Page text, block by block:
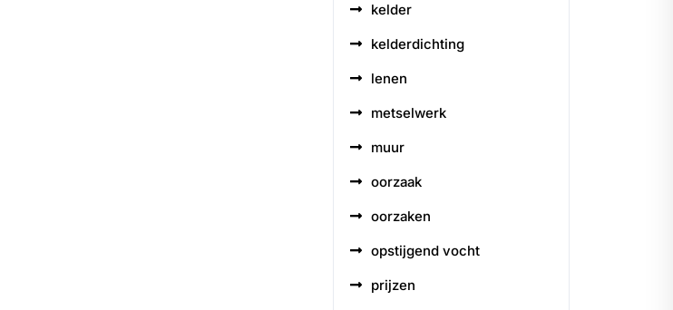
kelder
kelderdichting
lenen
metselwerk
muur
oorzaak
oorzaken
opstijgend vocht
prijzen